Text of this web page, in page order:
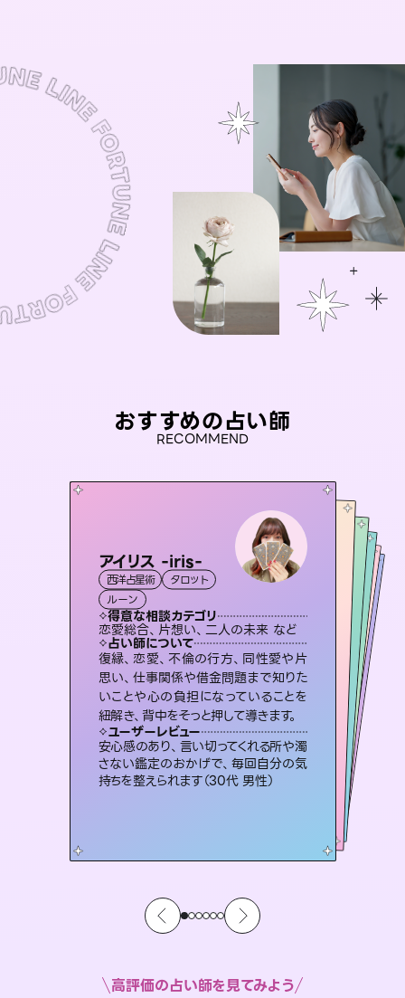
おすすめの占い師
RECOMMEND
アイリス -iris-
西洋占星術
タロット
ルーン
得意な相談カテゴリ
恋愛総合、片想い、二人の未来 など
占い師について
復縁、恋愛、不倫の行方、同性愛や片
思い、仕事関係や借金問題まで知りた
いことや心の負担になっていることを
紐解き、背中をそっと押して導きます。
ユーザーレビュー
安心感のあり、言い切ってくれる所や濁
さない鑑定のおかげで、毎回自分の気
持ちを整えられます（30代 男性）
おう 霊感オラクル
霊視・オーラ
オラクルカード
得意な相談カテゴリ
恋愛総合、あの人の気持ち など
占い師について
霊視×オラクルカードを使って「今」と
「未来」そして「気になるあの人の気持
ち」まで丁寧に読み解き、恋や人生のヒ
ントを優しく引き出します。
ユーザーレビュー
不安な気持ちが嘘みたいに晴れまし
た…！よく視えていらっしゃるんだなと
感じました（40代 女性）
セラピスト理恵
霊視・オーラ
スピリチュアル・リーディング
得意な相談カテゴリ
片想い、二人の未来、年の差 など
占い師について
連絡再開、復縁、成就などの報告実績
多数。セラピストとして2万超の施術経
験があるからこそできる鑑定で、より良
い未来をサポートします。
ユーザーレビュー
とても心温まる鑑定でした。しかもこち
らは何も言っていないのに視えていらっ
しゃるんだなと驚きです（30代女性）
彗望（ すいぼう
霊視・オーラ
スピリチュアル・リーディング
得意な相談カテゴリ
片想い、あの人の気持ち、復縁 など
占い師について
3,700年以上の歴史を持つ東洋最古の占術「易占」で詳細まで占い、幸せへ向かう道筋を示します。厳しい結果にも具体的な対策をお伝えします。
ユーザーレビュー
複雑な背景もしっかり聞いて鑑定して
いただけました。気持ちが楽になりまし
た（50代 女性）
桃源珠羽
スピリチュアル・リーディング
得意な相談カテゴリ
片想い、あの人の気持ち、復縁 など
占い師について
恋愛のお悩みの中でも特に「曖昧な関
係」の相談を得意としており、友達以上
恋人未満なお相手との今後や本音を丁
寧に読み解き恋愛成就へと導きます。
ユーザーレビュー
鑑定していただいてアドバイス通りに行
動すると仲が復活してきました。ありが
とうございました（40代 女性）
未来視師＊花
霊視・オーラ 心理学
スピリチュアル・リーディング
得意な相談カテゴリ
出逢い、片想い、復縁 など
占い師について
未来には何パターンもの選択肢があり
ます。不安で視えにくくなっているあな
たの素敵な未来を見つけ、その未来を
選択できるようアドバイスします。
ユーザーレビュー
職場の人の性質や人間関係、本心など
本当によく視えていてびっくり。対策が
打てて前向きになれます（40代）
高評価の占い師を見てみよう